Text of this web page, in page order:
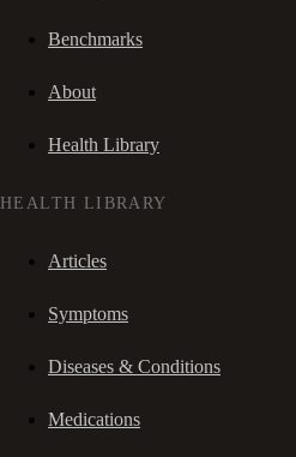
Benchmarks
About
Health Library
HEALTH LIBRARY
Articles
Symptoms
Diseases & Conditions
Medications